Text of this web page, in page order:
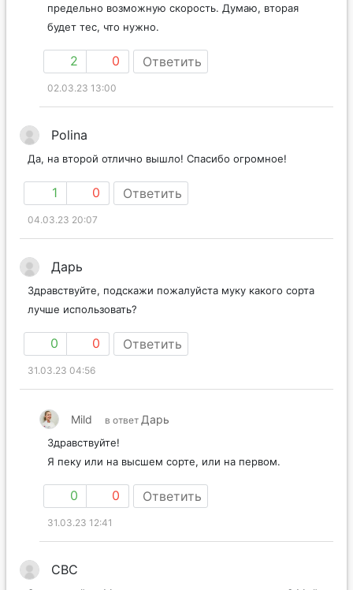
предельно возможную скорость. Думаю, вторая
будет тес, что нужно.
2 0 Ответить
02.03.23 13:00
Polina
Да, на второй отлично вышло! Спасибо огромное!
1 0 Ответить
04.03.23 20:07
Дарь
Здравствуйте, подскажи пожалуйста муку какого сорта
лучше использовать?
0 0 Ответить
31.03.23 04:56
Mild в ответ Дарь
Здравствуйте!
Я пеку или на высшем сорте, или на первом.
0 0 Ответить
31.03.23 12:41
СВС